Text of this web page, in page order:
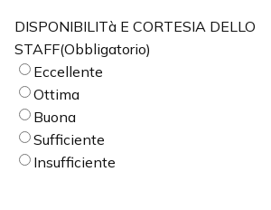
DISPONIBILITà E CORTESIA DELLO
STAFF(Obbligatorio)
Eccellente
Ottima
Buona
Sufficiente
Insufficiente